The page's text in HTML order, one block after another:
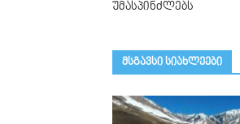
უმასპინძლებს
მსგავსი სიახლეები